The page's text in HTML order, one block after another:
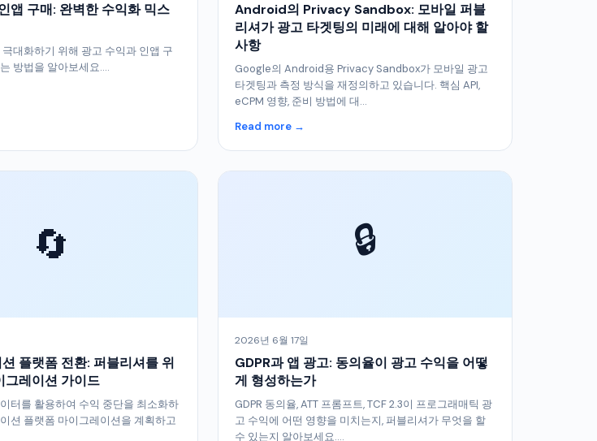
앱 구매: 완벽한 수익화 믹스
대화하기 위해 광고 수익과 인앱 구
방법을 알아보세요....
Android의 Privacy Sandbox: 모바일 퍼블
리셔가 광고 타겟팅의 미래에 대해 알아야 할
사항
Google의 Android용 Privacy Sandbox가 모바일 광고
타겟팅과 측정 방식을 재정의하고 있습니다. 핵심 API,
eCPM 영향, 준비 방법에 대...
Read more →
🔄
플랫폼 전환: 퍼블리셔를 위
그레이션 가이드
터를 활용하여 수익 중단을 최소화하
션 플랫폼 마이그레이션을 계획하고
🔒
2026년 6월 17일
GDPR과 앱 광고: 동의율이 광고 수익을 어떻
게 형성하는가
GDPR 동의율, ATT 프롬프트, TCF 2.3이 프로그래매틱 광
고 수익에 어떤 영향을 미치는지, 퍼블리셔가 무엇을 할
수 있는지 알아보세요....